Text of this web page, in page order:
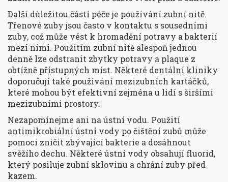
Další důležitou částí péče je používání zubní nitě.
Třenové zuby jsou často v kontaktu s sousedními
zuby, což může vést k hromadění potravy a bakterií
mezi nimi. Použitím zubní nitě alespoň jednou
denně lze odstranit zbytky potravy a plaque z
obtížně přístupných míst. Některé dentální kliniky
doporučují také používání mezizubních kartáčků,
které mohou být efektivní zejména u lidí s širšími
mezizubními prostory.
Nezapomínejme ani na ústní vodu. Použití
antimikrobiální ústní vody po čištění zubů může
pomoci zničit zbývající bakterie a dosáhnout
svěžího dechu. Některé ústní vody obsahují fluorid,
který posiluje zubní sklovinu a chrání zuby před
kazem.